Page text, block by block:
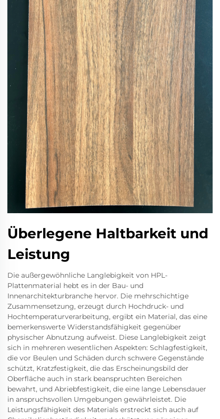
Überlegene Haltbarkeit und
Leistung
Die außergewöhnliche Langlebigkeit von HPL-
Plattenmaterial hebt es in der Bau- und
Innenarchitekturbranche hervor. Die mehrschichtige
Zusammensetzung, erzeugt durch Hochdruck- und
Hochtemperaturverarbeitung, ergibt ein Material, das eine
bemerkenswerte Widerstandsfähigkeit gegenüber
physischer Abnutzung aufweist. Diese Langlebigkeit zeigt
sich in mehreren wesentlichen Aspekten: Schlagfestigkeit,
die vor Beulen und Schäden durch schwere Gegenstände
schützt, Kratzfestigkeit, die das Erscheinungsbild der
Oberfläche auch in stark beanspruchten Bereichen
bewahrt, und Abriebfestigkeit, die eine lange Lebensdauer
in anspruchsvollen Umgebungen gewährleistet. Die
Leistungsfähigkeit des Materials erstreckt sich auch auf